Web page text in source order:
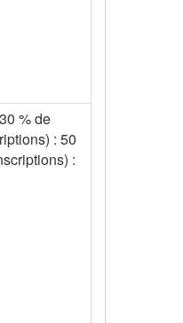
% de
: 50
: